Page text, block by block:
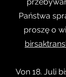
Państwa
proszę o
Von 18. Juli